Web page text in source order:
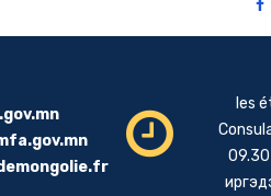
les